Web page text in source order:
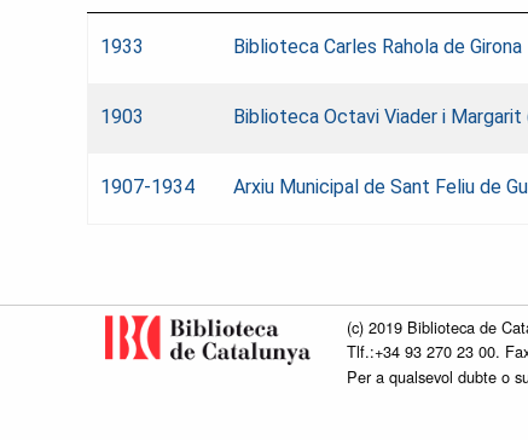
1933 Biblioteca Carles Rahola de Girona
1903 Biblioteca Octavi Viader i Margarit
1907-1934 Arxiu Municipal de Sant Feliu de
(c) 2019 Biblioteca de
Tlf.:+34 93 270 23 00.
Per a qualsevol dubte o